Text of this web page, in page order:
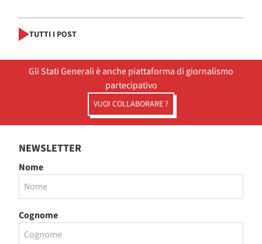
TUTTI I POST
Gli Stati Generali è anche piattaforma di giornalismo
partecipativo
VUOI COLLABORARE ?
NEWSLETTER
Nome
Cognome